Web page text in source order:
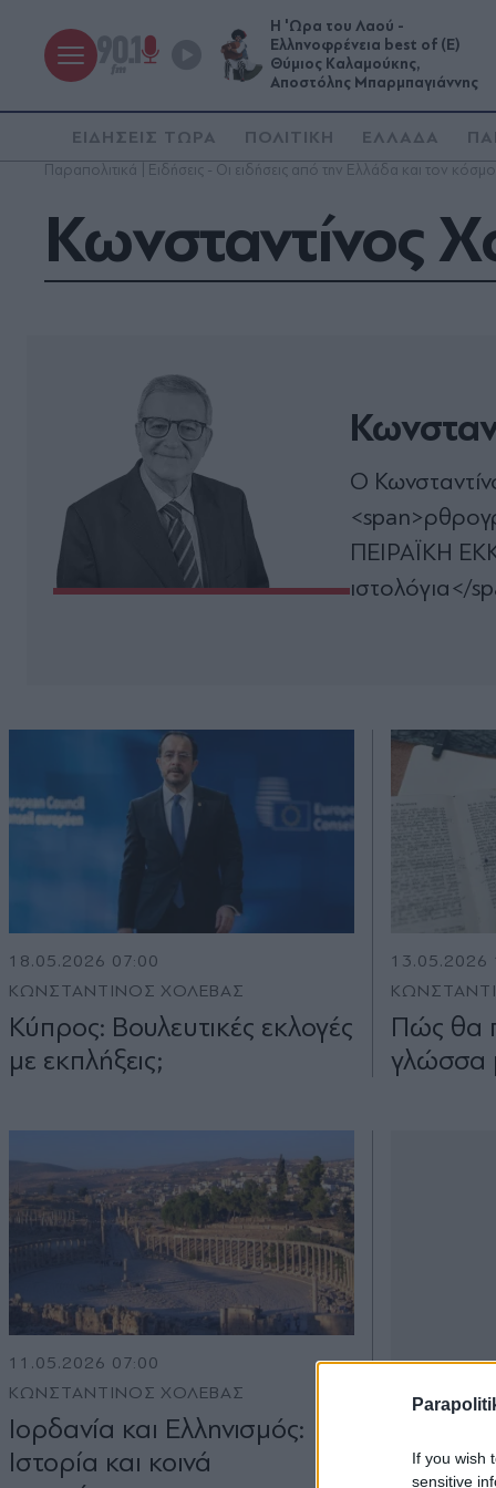
If you wish
sensitive
Η 'Ωρα του Λαού -
Ελληνοφρένεια best of (Ε)
Θύμιος Καλαμούκης,
Αποστόλης Μπαρμπαγιάννης
ΕΙΔΗΣΕΙΣ ΤΩΡΑ ΠΟΛΙΤΙΚΗ ΕΛΛΑΔΑ
Παραπολιτικά | Ειδήσεις - Οι ειδήσεις από την Ελλάδα και τον κόσμο
Κωνσταντίνος
Ο
ΠΕΙΡΑΪΚΗ
ιστολόγια</
18.05.2026 07:00
ΚΩΝΣΤΑΝΤΙΝΟΣ ΧΟΛΕΒΑΣ
Κύπρος: Βουλευτικές εκλογές
µε εκπλήξεις;
13.05.2026
Πώς θα
γλώσσα
11.05.2026 07:00
ΚΩΝΣΤΑΝΤΙΝΟΣ ΧΟΛΕΒΑΣ
Ιορδανία και Ελληνισµός:
Ιστορία και κοινά